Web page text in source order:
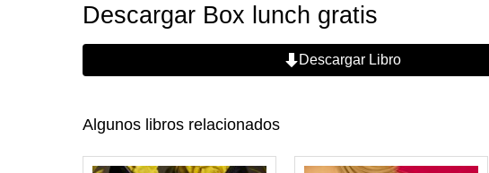
Descargar Box lunch gratis
Descargar Libro
Algunos libros relacionados